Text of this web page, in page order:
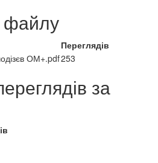
файлу
Переглядів
ОМ+.pdf253
за